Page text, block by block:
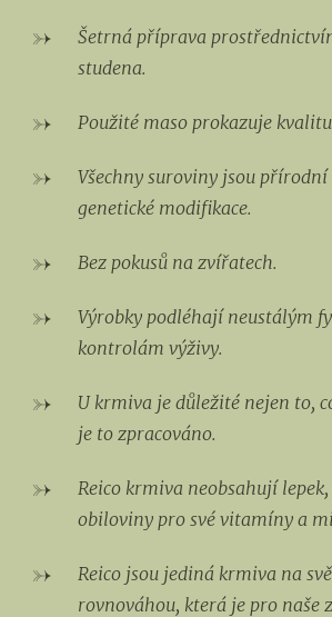
Šetrná příprava
studena.
Použité maso prokazuje
Všechny suroviny jsou
genetické modifikace.
Bez pokusů na zvířatech.
Výrobky podléhají neustálým
kontrolám výživy.
U krmiva je důležité nejen to,
je to zpracováno.
Reico krmiva neobsahují
obiloviny pro své vitamíny a
Reico jsou jediná krmiva na
rovnováhou, která je pro naše